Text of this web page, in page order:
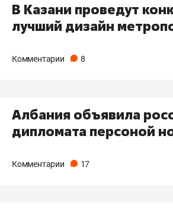
В Казани проведут
лучший дизайн
Комментарии 8
Албания объявила
дипломата персоной
Комментарии 17